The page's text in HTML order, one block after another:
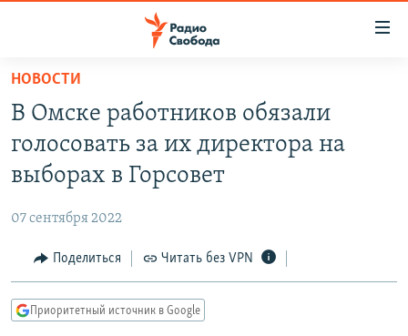
упрощенного
доступа
основному
Вернутся
Вернутся
АВТОРСКИЕ ПРОЕКТЫ
МНЕНИЯ
КУЛЬТУРА
КАВКАЗ.РЕАЛИИ
НОВОСТИ
В Омске работников обязали
голосовать за их директора на
выборах в Горсовет
07 сентября 2022
Поделиться Читать без VPN
Приоритетный источник в Google